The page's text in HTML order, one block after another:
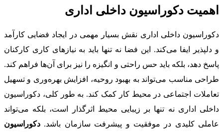
اهمیت دکوراسیون داخلی اداری
دکوراسیون داخلی اداری نقش بسیار مهمی در ایجاد فضایی کارآمد
و دلپذیر ایفا می‌کند. این فضا نه تنها باید به نیازهای کاری کارکنان
پاسخ دهد، بلکه باید حس راحتی و انگیزه را نیز برای آن‌ها فراهم کند.
طراحی مناسب می‌تواند به بهبود روحیه، افزایش بهره‌وری و تسهیل
تعاملات اجتماعی در محیط کار کمک کند. به طور کلی، دکوراسیون
داخلی اداری نه تنها بر زیبایی محیط اثرگذار است، بلکه می‌تواند
عاملی کلیدی در موفقیت و پیشرفت سازمان باشد. دکوراسیون